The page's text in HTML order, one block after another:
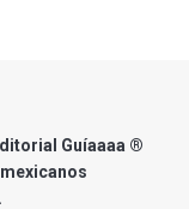
Guíaaaa ®